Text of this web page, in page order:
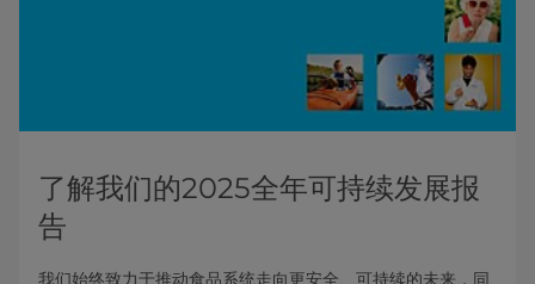
了解我们的2025全年可持续发展报
告
我们始终致力于推动食品系统走向更安全、可持续的未来，同